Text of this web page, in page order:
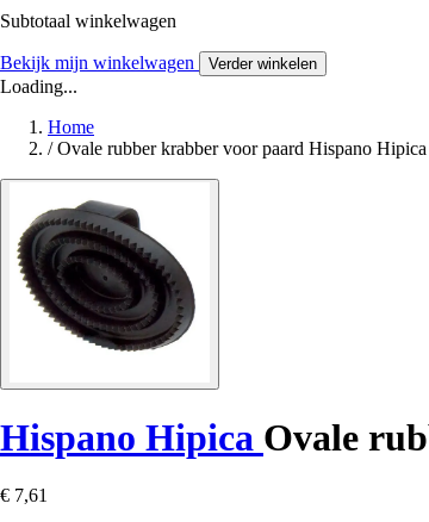
Subtotaal winkelwagen
Bekijk mijn winkelwagen Verder winkelen
Loading...
Home
/ Ovale rubber krabber voor paard Hispano Hipica
Hispano Hipica Ovale
€ 7,61